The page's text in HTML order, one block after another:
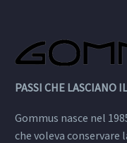
PASSI CHE LASCIANO
Gommus nasce nel
che voleva